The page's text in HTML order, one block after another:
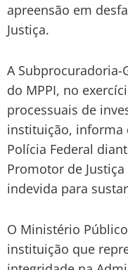
apreensão em
Justiça.
A Subprocuradoria-
do MPPI, no
processuais de
instituição, informa
Polícia Federal
Promotor de
indevida para
O Ministério
instituição que